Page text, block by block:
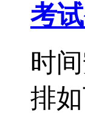
考
时
排